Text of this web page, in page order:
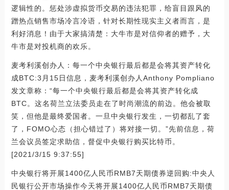
逻辑性的。惩处涉虚拟货币交易的违法犯罪，给盲目跟风的
蹭热点销售市场冷言冷语，针对长期性现实主义者而言，是
利好消息！由于大家搞清楚：大牛市是对信仰者的赠予，大
牛市是对投机商的欢乐。
麦考利溪创办人：每一个中央银行最后都是会将其资产转化
成BTC:3月15日信息，麦考利溪创办人Anthony Pompliano
发文章称：“每一个中央银行最后都是会将其资产转化成
BTC。这名荷兰立法委员走在了时尚潮流的前边。他会被取
笑，但他是最终爱国者。一旦中央银行发生，一切都乱了套
了，FOMO心态（担心错过了）将对接一切。”先前信息，荷
兰会议员签定求助信，督促中央银行购买比特币。
[2021/3/15 9:37:55]
中央银行将开展1400亿人民币RMB7天期债券逆回购:中央人
民银行公开市场操作今天将开展1400亿人民币RMB7天期债